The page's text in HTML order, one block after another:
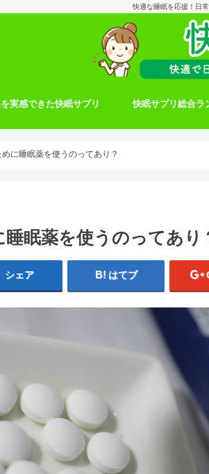
快適な睡眠を応援！日
実感できた快眠サプリ 快眠サプリ総合ラ
に睡眠薬を使うのってあり？
眠薬を使うのってあり
シェア はてブ